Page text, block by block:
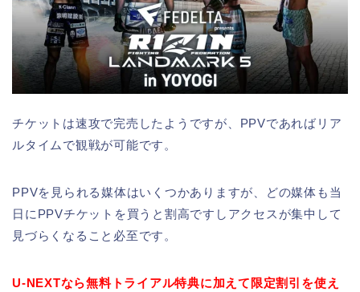
チケットは速攻で完売したようですが、PPVであればリア
ルタイムで観戦が可能です。
PPVを見られる媒体はいくつかありますが、どの媒体も当
日にPPVチケットを買うと割高ですしアクセスが集中して
見づらくなること必至です。
U-NEXTなら無料トライアル特典に加えて限定割引を使え